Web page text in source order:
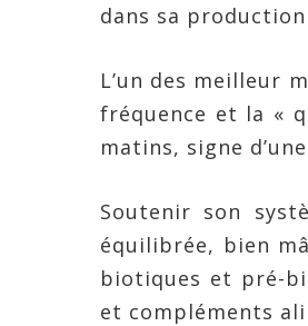
dans sa
L’un des meilleur
fréquence et la «
matins, signe
Soutenir son
équilibrée, bien
biotiques et pré-
et compléments